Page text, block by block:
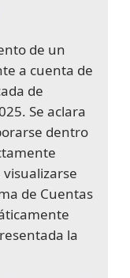
de un
a cuenta de
de
Se aclara
dentro
de Cuentas
la